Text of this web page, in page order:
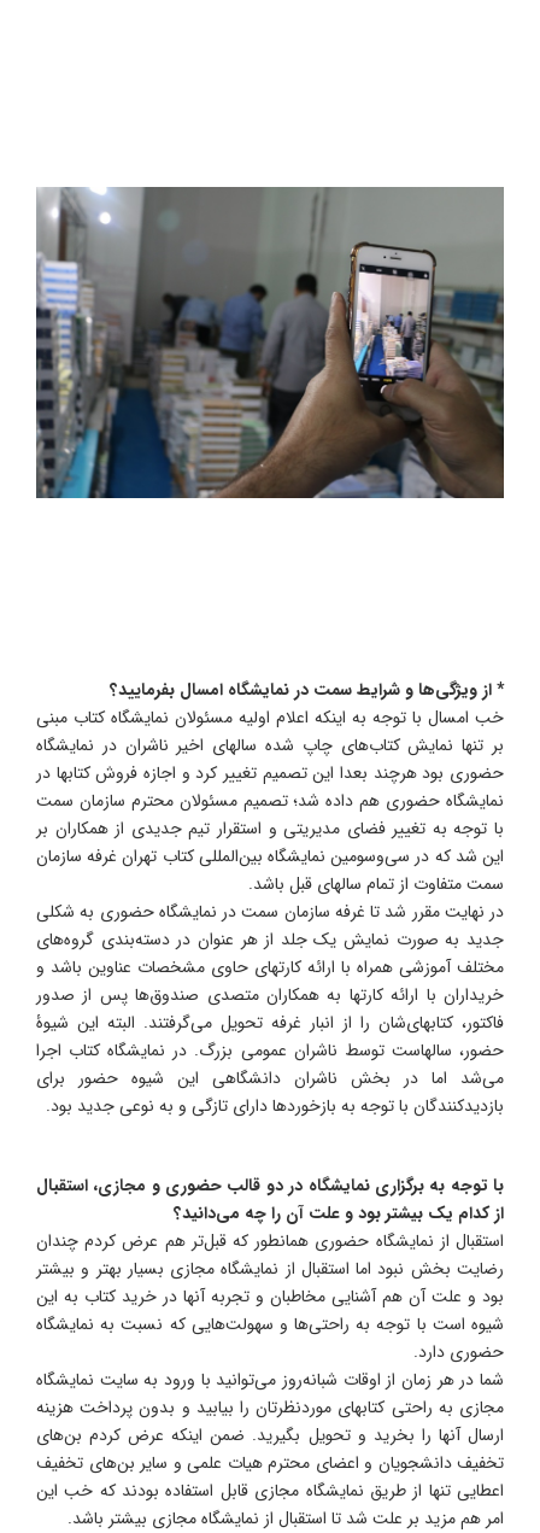
* از ویژگی‌ها و شرایط سمت در نمایشگاه امسال بفرمایید؟
خب امسال با توجه به اینکه اعلام اولیه مسئولان نمایشگاه کتاب مبنی
بر تنها نمایش کتاب‌های چاپ شده سالهای اخیر ناشران در نمایشگاه
حضوری بود هرچند بعدا این تصمیم تغییر کرد و اجازه فروش کتابها در
نمایشگاه حضوری هم داده شد؛ تصمیم مسئولان محترم سازمان سمت
با توجه به تغییر فضای مدیریتی و استقرار تیم جدیدی از همکاران بر
این شد که در سی‌وسومین نمایشگاه بین‌المللی کتاب تهران غرفه سازمان
سمت متفاوت از تمام سالهای قبل باشد.
در نهایت مقرر شد تا غرفه سازمان سمت در نمایشگاه حضوری به شکلی
جدید به صورت نمایش یک جلد از هر عنوان در دسته‌بندی گروه‌های
مختلف آموزشی همراه با ارائه کارتهای حاوی مشخصات عناوین باشد و
خریداران با ارائه کارتها به همکاران متصدی صندوق‌ها پس از صدور
فاکتور، کتابهای‌شان را از انبار غرفه تحویل می‌گرفتند. البته این شیوۀ
حضور، سالهاست توسط ناشران عمومی بزرگ. در نمایشگاه کتاب اجرا
می‌شد اما در بخش ناشران دانشگاهی این شیوه حضور برای
بازدیدکنندگان با توجه به بازخوردها دارای تازگی و به نوعی جدید بود.
با توجه به برگزاری نمایشگاه در دو قالب حضوری و مجازی، استقبال
از کدام یک بیشتر بود و علت آن را چه می‌دانید؟
استقبال از نمایشگاه حضوری همانطور که قبل‌تر هم عرض کردم چندان
رضایت بخش نبود اما استقبال از نمایشگاه مجازی بسیار بهتر و بیشتر
بود و علت آن هم آشنایی مخاطبان و تجربه آنها در خرید کتاب به این
شیوه است با توجه به راحتی‌ها و سهولت‌هایی که نسبت به نمایشگاه
حضوری دارد.
شما در هر زمان از اوقات شبانه‌روز می‌توانید با ورود به سایت نمایشگاه
مجازی به راحتی کتابهای موردنظرتان را بیابید و بدون پرداخت هزینه
ارسال آنها را بخرید و تحویل بگیرید. ضمن اینکه عرض کردم بن‌های
تخفیف دانشجویان و اعضای محترم هیات علمی و سایر بن‌های تخفیف
اعطایی تنها از طریق نمایشگاه مجازی قابل استفاده بودند که خب این
امر هم مزید بر علت شد تا استقبال از نمایشگاه مجازی بیشتر باشد.